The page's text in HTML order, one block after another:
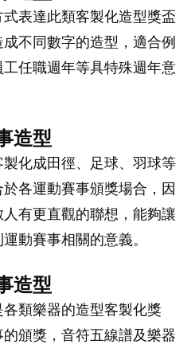
表達此類客製化造型獎盃
不同數字的造型，適合例
任職週年等具特殊週年意
造型
化成田徑、足球、羽球等
各運動賽事頒獎場合，因
有更直觀的聯想，能夠讓
動賽事相關的意義。
造型
類樂器的造型客製化獎
頒獎，音符五線譜及樂器